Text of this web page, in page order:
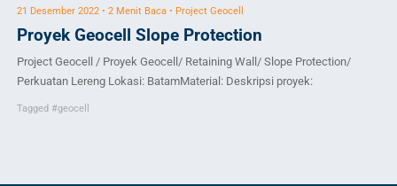
21 Desember 2022 • 2 Menit Baca • Project Geocell
Proyek Geocell Slope Protection
Project Geocell / Proyek Geocell/ Retaining Wall/ Slope Protection/
Perkuatan Lereng Lokasi: BatamMaterial: Deskripsi proyek:
Tagged #geocell